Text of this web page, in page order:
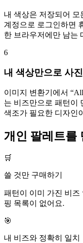
내 색상은 저장되어
계정으로 로그인하면
한 브라우저에만 남는
6
내 색상만으로 사
이미지 변환기에서
는 비즈만으로 패턴이
색조가 필요한 디자인
개인 팔레트를
🛒
쓸 것만 구매하기
패턴이 이미 가진 비
핑 목록이 없어요.
🎯
내 비즈와 정확히 일치